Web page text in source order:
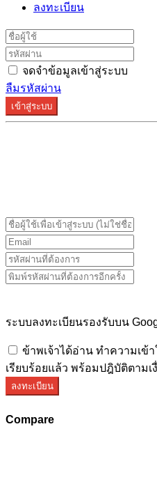
ลงทะเบียน
จดจำข้อมูลเข้าสู่ระบบ
ลืมรหัสผ่าน
เข้าสู่ระบบ
ระบบลงทะเบียนรองรับบน
ข้าพเจ้าได้อ่าน ทำความเข้า
เรียบร้อยแล้ว พร้อมปฎิบัติตาม
ลงทะเบียน
Compare